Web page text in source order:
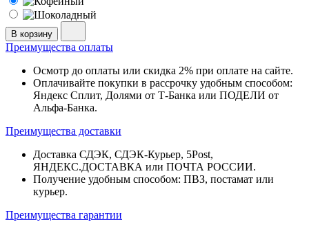
В корзину
Преимущества оплаты
Осмотр до оплаты или скидка 2% при оплате на сайте.
Оплачивайте покупки в рассрочку удобным способом:
Яндекс Сплит, Долями от Т-Банка или ПОДЕЛИ от
Альфа-Банка.
Преимущества доставки
Доставка СДЭК, СДЭК-Курьер, 5Post,
ЯНДЕКС.ДОСТАВКА или ПОЧТА РОССИИ.
Получение удобным способом: ПВЗ, постамат или
курьер.
Преимущества гарантии